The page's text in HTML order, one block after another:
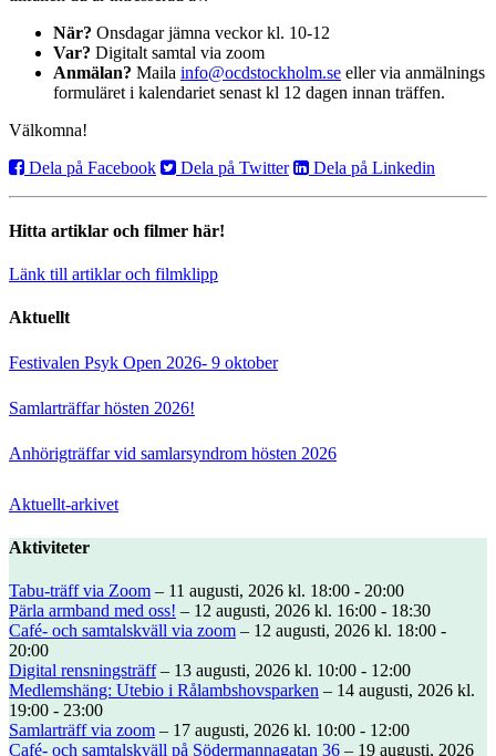
När? Onsdagar jämna veckor kl. 10-12
Var? Digitalt samtal via zoom
Anmälan? Maila info@ocdstockholm.se eller via anmälnings
formuläret i kalendariet senast kl 12 dagen innan träffen.
Välkomna!
Dela på Facebook
Dela på Twitter Dela på Linkedin
Hitta artiklar och filmer här!
Länk till artiklar och filmklipp
Aktuellt
Festivalen Psyk Open 2026- 9 oktober
Samlarträffar hösten 2026!
Anhörigträffar vid samlarsyndrom hösten 2026
Aktuellt-arkivet
Aktiviteter
Tabu-träff via Zoom – 11 augusti, 2026 kl. 18:00 - 20:00
Pärla armband med oss! – 12 augusti, 2026 kl. 16:00 - 18:30
Café- och samtalskväll via zoom – 12 augusti, 2026 kl. 18:00 -
20:00
Digital rensningsträff– 13 augusti, 2026 kl. 10:00 - 12:00
Medlemshäng: Utebio i Rålambshovsparken – 14 augusti, 2026 kl.
19:00 - 23:00
Samlarträff via zoom – 17 augusti, 2026 kl. 10:00 - 12:00
Café- och samtalskväll på Södermannagatan 36 – 19 augusti, 2026